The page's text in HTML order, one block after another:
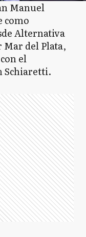
Manuel
como
Alternativa
del Plata,
el
Schiaretti.